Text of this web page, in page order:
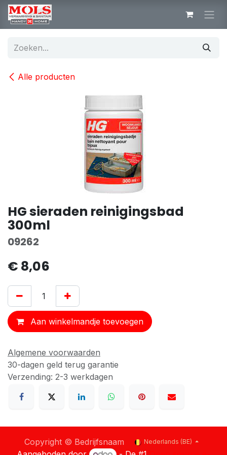
Overslaan naar inhoud
Alle producten
HG sieraden reinigingsbad
300ml
09262
€ 8,06
Aan winkelmandje toevoegen
Algemene voorwaarden
30-dagen geld terug garantie
Verzending: 2-3 werkdagen
Copyright © Bedrijfsnaam Nederlands (BE)